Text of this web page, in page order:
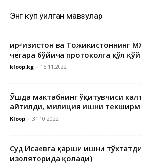
Энг кўп ўқилган мавзулар
Қирғизистон ва Тожикистоннинг
чегара бўйича протоколга қўл
kloop.kg - 15.11.2022
Ўшда мактабнинг ўқитувчиси
айтилди, милиция ишни
Kloop - 31.10.2022
Суд Исаевга қарши ишни
изоляторида қолади)